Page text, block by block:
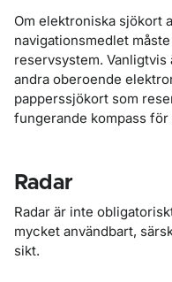
Om elektroniska sjökort
navigationsmedlet
reservsystem.
andra oberoende
papperssjökort som
fungerande kompass för
Radar
Radar är inte
mycket användbart,
sikt.